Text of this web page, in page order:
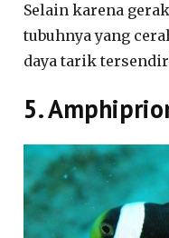
Selain karena
tubuhnya yang
daya tarik
5.